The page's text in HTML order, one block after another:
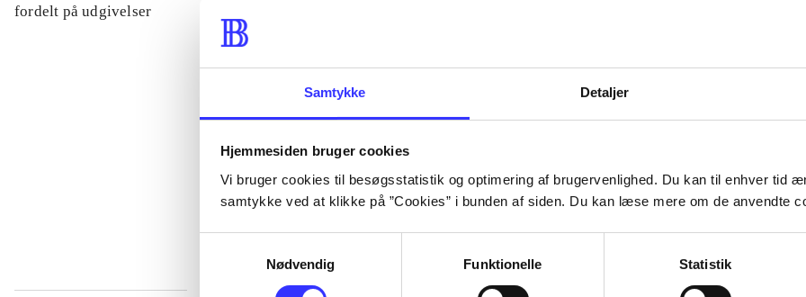
Samtykke Detaljer
Hjemmesiden bruger cookies
Vi bruger cookies til besøgsstatistik og optimering af brugervenlighed. Du kan til enhver tid
samtykke ved at klikke på ”Cookies” i bunden af siden. Du kan læse mere om de anvendte
Nødvendig
Funktionelle Statistik
fordelt på udgivelser
...
...
...